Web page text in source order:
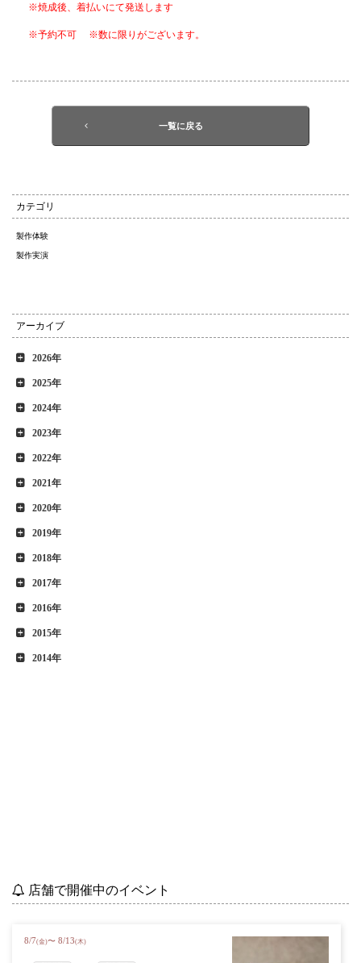
※焼成後、着払いにて発送します
※予約不可 ※数に限りがございます。
一覧に戻る
カテゴリ
製作体験
製作実演
アーカイブ
2026年
2025年
2024年
2023年
2022年
2021年
2020年
2019年
2018年
2017年
2016年
2015年
2014年
店舗で開催中のイベント
8/7(金)〜 8/13(木)